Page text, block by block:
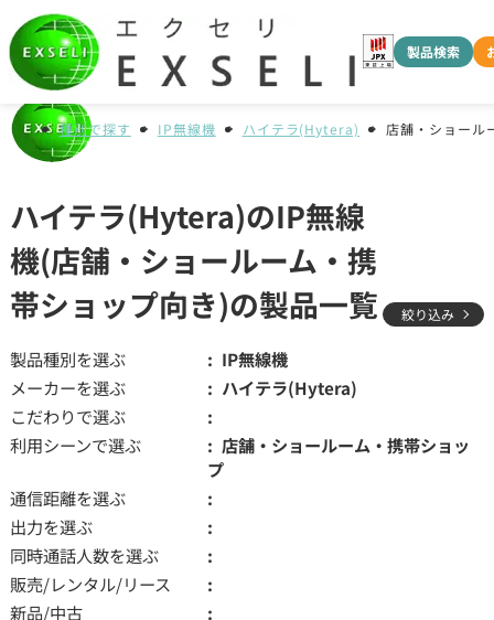
製品検索
種別で探す IP無線機 ハイテラ(Hytera) 店舗・ショール
ハイテラ(Hytera)のIP無線
機(店舗・ショールーム・携
帯ショップ向き)の製品一覧
絞り込み
製品種別を選ぶ
IP無線機
メーカーを選ぶ
ハイテラ(Hytera)
こだわりで選ぶ
利用シーンで選ぶ
店舗・ショールーム・携帯ショッ
プ
通信距離を選ぶ
出力を選ぶ
同時通話人数を選ぶ
販売/レンタル/リース
新品/中古